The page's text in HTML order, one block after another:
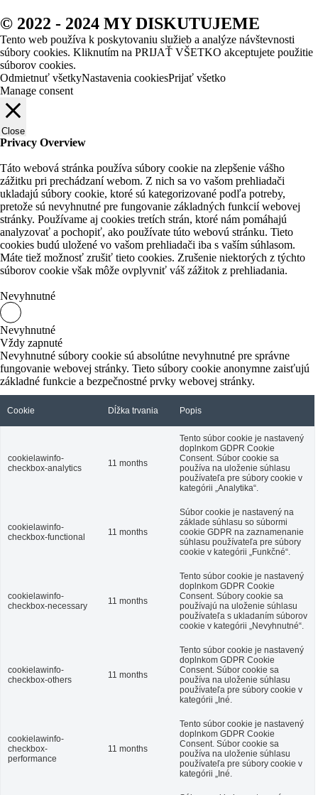
© 2022 - 2024 MY DISKUTUJEME
Tento web používa k poskytovaniu služieb a analýze návštevnosti
súbory cookies. Kliknutím na PRIJAŤ VŠETKO akceptujete použitie
súborov cookies.
Odmietnuť všetkyNastavenia cookiesPrijať všetko
Manage consent
Close
Privacy Overview
Táto webová stránka používa súbory cookie na zlepšenie vášho
zážitku pri prechádzaní webom. Z nich sa vo vašom prehliadači
ukladajú súbory cookie, ktoré sú kategorizované podľa potreby,
pretože sú nevyhnutné pre fungovanie základných funkcií webovej
stránky. Používame aj cookies tretích strán, ktoré nám pomáhajú
analyzovať a pochopiť, ako používate túto webovú stránku. Tieto
cookies budú uložené vo vašom prehliadači iba s vaším súhlasom.
Máte tiež možnosť zrušiť tieto cookies. Zrušenie niektorých z týchto
súborov cookie však môže ovplyvniť váš zážitok z prehliadania.
Nevyhnutné
Nevyhnutné
Vždy zapnuté
Nevyhnutné súbory cookie sú absolútne nevyhnutné pre správne
fungovanie webovej stránky. Tieto súbory cookie anonymne zaisťujú
základné funkcie a bezpečnostné prvky webovej stránky.
Cookie Dĺžka trvania Popis
cookielawinfo-
checkbox-analytics
11 months
Tento súbor cookie je nastavený
doplnkom GDPR Cookie
Consent. Súbor cookie sa
používa na uloženie súhlasu
používateľa pre súbory cookie v
kategórii „Analytika“.
cookielawinfo-
checkbox-functional
11 months
Súbor cookie je nastavený na
základe súhlasu so súbormi
cookie GDPR na zaznamenanie
súhlasu používateľa pre súbory
cookie v kategórii „Funkčné“.
cookielawinfo-
checkbox-necessary
11 months
Tento súbor cookie je nastavený
doplnkom GDPR Cookie
Consent. Súbory cookie sa
používajú na uloženie súhlasu
používateľa s ukladaním súborov
cookie v kategórii „Nevyhnutné“.
cookielawinfo-
checkbox-others
11 months
Tento súbor cookie je nastavený
doplnkom GDPR Cookie
Consent. Súbor cookie sa
používa na uloženie súhlasu
používateľa pre súbory cookie v
kategórii „Iné.
cookielawinfo-
checkbox-
performance
11 months
Tento súbor cookie je nastavený
doplnkom GDPR Cookie
Consent. Súbor cookie sa
používa na uloženie súhlasu
používateľa pre súbory cookie v
kategórii „Iné.